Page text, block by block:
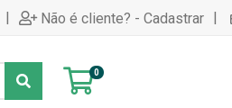
| Não é cliente? - Cadastrar |
0